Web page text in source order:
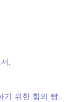
,
기 위한 힘의 빵…